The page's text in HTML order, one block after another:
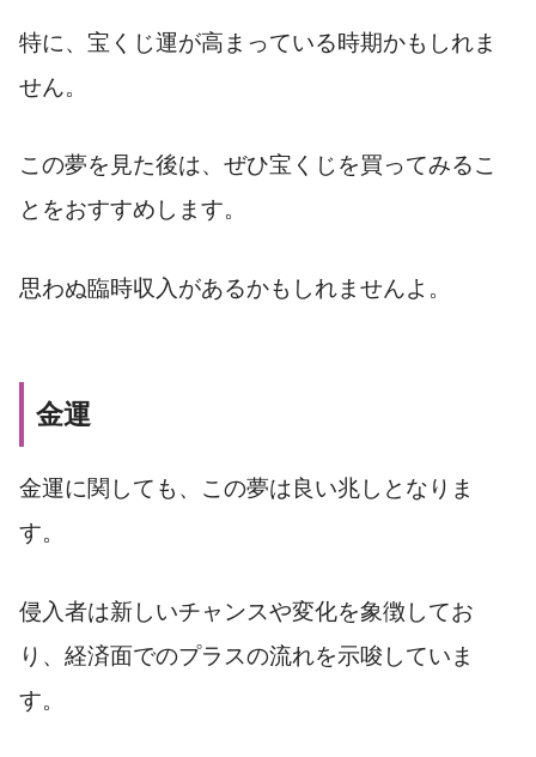
特に、宝くじ運が高まっている時期かもしれま
せん。
この夢を見た後は、ぜひ宝くじを買ってみるこ
とをおすすめします。
思わぬ臨時収入があるかもしれませんよ。
金運
金運に関しても、この夢は良い兆しとなりま
す。
侵入者は新しいチャンスや変化を象徴してお
り、経済面でのプラスの流れを示唆していま
す。